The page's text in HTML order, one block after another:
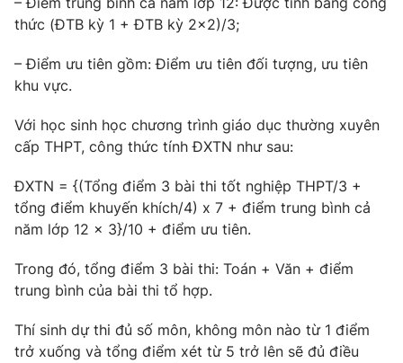
Ðiện thoại Thời báo VTV:024.66 897 897
Email:toasoan@vtv.vn
Liên hệ quảng cáo:024-7300.7108
thuận bằng văn bản. Ghi rõ nguồn VTV.vn khi phát hành lại
thông tin từ website này.
thức (ĐTB kỳ 1 + ĐTB kỳ 2×2)/3;
– Điểm ưu tiên gồm: Điểm ưu tiên đối tượng, ưu tiên
khu vực.
Với học sinh học chương trình giáo dục thường xuyên
cấp THPT, công thức tính ĐXTN như sau:
ĐXTN = {(Tổng điểm 3 bài thi tốt nghiệp THPT/3 +
tổng điểm khuyến khích/4) x 7 + điểm trung bình cả
năm lớp 12 x 3}/10 + điểm ưu tiên.
Trong đó, tổng điểm 3 bài thi: Toán + Văn + điểm
trung bình của bài thi tổ hợp.
Thí sinh dự thi đủ số môn, không môn nào từ 1 điểm
trở xuống và tổng điểm xét từ 5 trở lên sẽ đủ điều